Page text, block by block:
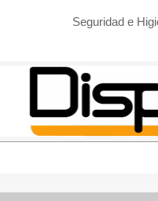
Seguridad e